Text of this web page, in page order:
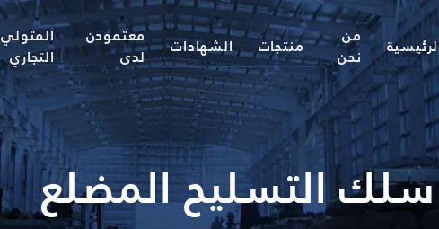
من
نحن
منتجات الشهادات
معتمودن
لدى
المتولي
التجاري
سلك التسليح المضلع